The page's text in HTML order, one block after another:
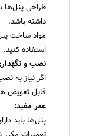
طراحی پنل‌ها
داشته باشد.
مواد ساخت
استفاده کنید.
نصب و
اگر نیاز به
قابل تعویض
عمر مفید:​​​​​​​
پنل‌ها باید